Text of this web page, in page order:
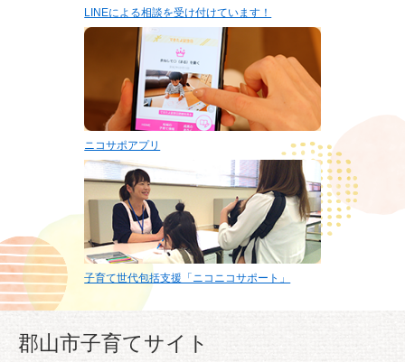
LINEによる相談を受け付けています！
ニコサポアプリ
子育て世代包括支援「ニコニコサポート」
郡山市子育てサイト